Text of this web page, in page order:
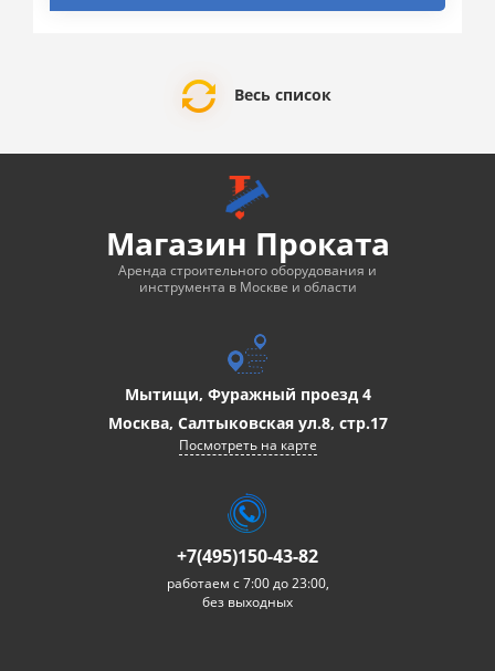
Весь список
Магазин Проката
Аренда строительного оборудования и
инструмента в Москве и области
Мытищи, Фуражный проезд 4
Москва, Салтыковская ул.8, стр.17
Посмотреть на карте
+7(495)150-43-82
работаем с 7:00 до 23:00,
без выходных